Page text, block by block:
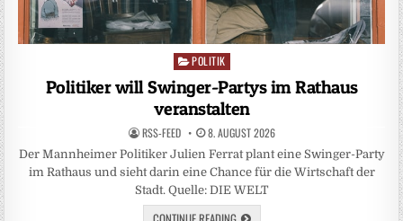
Posted
in
POLITIK
Politiker will Swinger-Partys im Rathaus
veranstalten
RSS-FEED 8. AUGUST 2026
Der Mannheimer Politiker Julien Ferrat plant eine Swinger-Party
im Rathaus und sieht darin eine Chance für die Wirtschaft der
Stadt. Quelle: DIE WELT